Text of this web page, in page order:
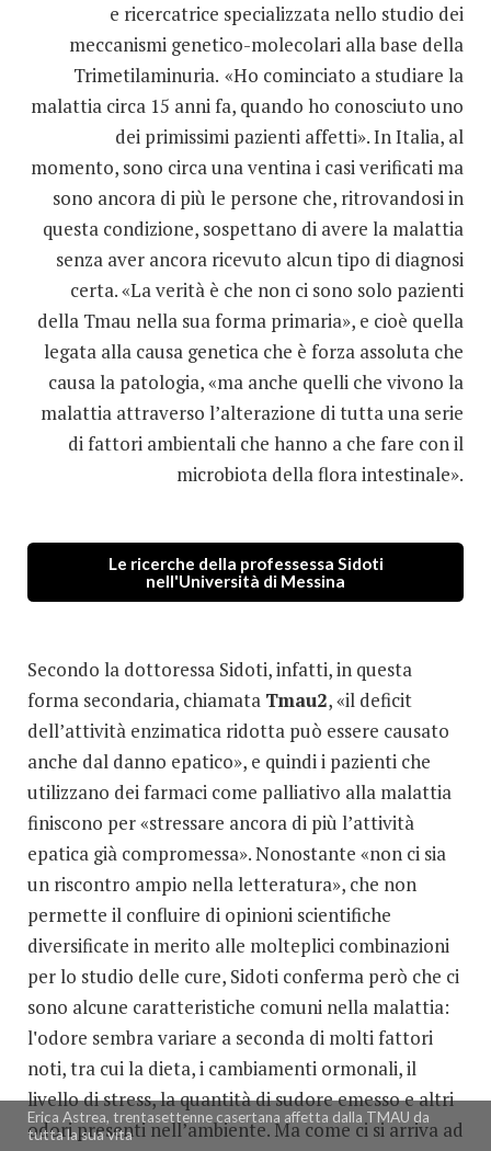
e ricercatrice specializzata nello studio dei
meccanismi genetico-molecolari alla base della
Trimetilaminuria. «Ho cominciato a studiare la
malattia circa 15 anni fa, quando ho conosciuto uno
dei primissimi pazienti affetti». In Italia, al
momento, sono circa una ventina i casi verificati ma
sono ancora di più le persone che, ritrovandosi in
questa condizione, sospettano di avere la malattia
senza aver ancora ricevuto alcun tipo di diagnosi
certa. «La verità è che non ci sono solo pazienti
della Tmau nella sua forma primaria», e cioè quella
legata alla causa genetica che è forza assoluta che
causa la patologia, «ma anche quelli che vivono la
malattia attraverso l’alterazione di tutta una serie
di fattori ambientali che hanno a che fare con il
microbiota della flora intestinale».
Le ricerche della professessa Sidoti
nell'Università di Messina
Secondo la dottoressa Sidoti, infatti, in questa
forma secondaria, chiamata Tmau2, «il deficit
dell’attività enzimatica ridotta può essere causato
anche dal danno epatico», e quindi i pazienti che
utilizzano dei farmaci come palliativo alla malattia
finiscono per «stressare ancora di più l’attività
epatica già compromessa». Nonostante «non ci sia
un riscontro ampio nella letteratura», che non
permette il confluire di opinioni scientifiche
diversificate in merito alle molteplici combinazioni
per lo studio delle cure, Sidoti conferma però che ci
sono alcune caratteristiche comuni nella malattia:
l'odore sembra variare a seconda di molti fattori
noti, tra cui la dieta, i cambiamenti ormonali, il
livello di stress, la quantità di sudore emesso e altri
odori presenti nell’ambiente. Ma come ci si arriva ad
Erica Astrea, trentasettenne casertana affetta dalla TMAU da
tutta la sua vita